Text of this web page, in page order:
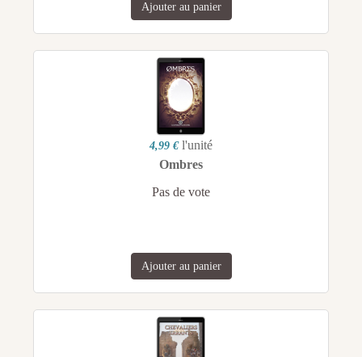
Ajouter au panier
4,99 € l'unité
Ombres
Pas de vote
Ajouter au panier